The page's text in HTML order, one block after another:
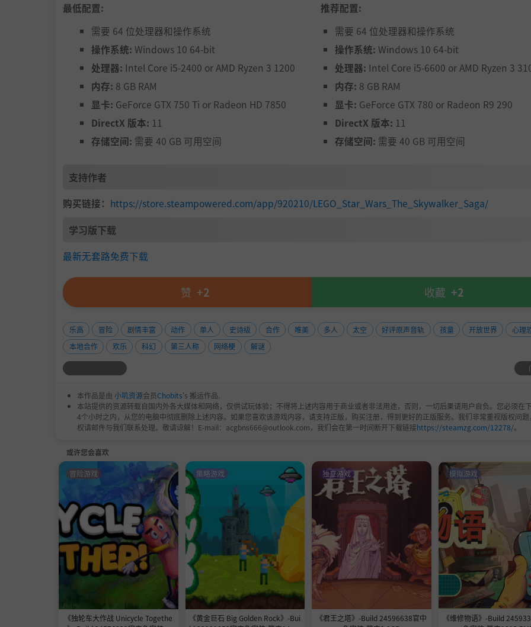
最低配置:
需要 64 位处理器和操作系统
操作系统: Windows 10 64-bit
处理器: Intel Core i5-2400 or AMD Ryzen 3 1200
内存: 8 GB RAM
显卡: GeForce GTX 750 Ti or Radeon HD 7850
DirectX 版本: 11
存储空间: 需要 40 GB 可用空间
推荐配置:
需要 64 位处理器和操作系统
操作系统: Windows 10 64-bit
处理器: Intel Core i5-6600 or AMD Ryzen 3
内存: 8 GB RAM
显卡: GeForce GTX 780 or Radeon R9 290
DirectX 版本: 11
存储空间: 需要 40 GB 可用空间
支持作者
购买链接： https://store.steampowered.com/app/920210/LEGO_Star_Wars_The_Skywalker_Saga/
学习版下载
最新无套路免费下载
赞 +2 收藏 +2
乐高 冒险 剧情丰富 动作 单人 史诗级 合作 唯美 多人 太空 好评原声音轨 孩童 开放世界
心理
本地合作
欢乐 科幻 第三人称 网络梗 解谜
本作品是由 小叽资源会员Chobits's 搬运作品.
本站提供的资源转载自国内外各大媒体和网络，仅供试玩体验；不得将上述内容用于商业或者非法用途，否则，一切后果请用户自负。您必须在
4个小时之内，从您的电脑中彻底删除上述内容。如果您喜欢该游戏内容，请支持正版，购买注册，得到更好的正版服务。我们非常重视版权问
权请邮件与我们联系处理。敬请谅解！E-mail：acgbns666@outlook.com，我们会在第一时间断开下载链接https://steamzg.com/12278/。
或许您会喜欢
《独轮车大作战 Unicycle Togethe
冒险游戏
《黄金巨石 Big Golden Rock》-Bui
策略游戏
《君王之塔》-Build 24596638官中
独立游戏
《维修物语》-Build
模拟游戏